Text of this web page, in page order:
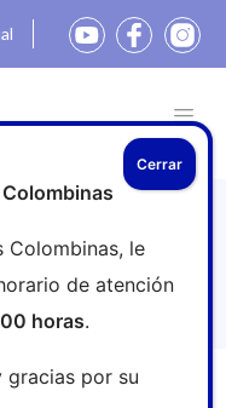
trastorno de
enfermera
Colombinas, le
de atención
horas.
gracias por su
Cerrar